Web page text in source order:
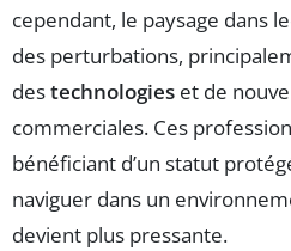
cependant, le paysage dans
des perturbations,
destechnologies et de
commerciales. Ces
bénéficiant d’un statut
naviguer dans un
devient plus pressante.